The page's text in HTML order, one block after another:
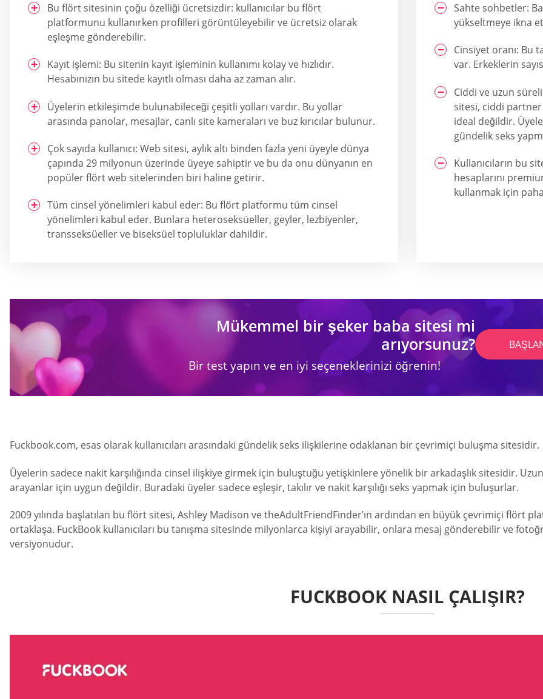
Bu flört sitesinin çoğu özelliği ücretsizdir: kullanıcılar bu flört
platformunu kullanırken profilleri görüntüleyebilir ve ücretsiz olarak
eşleşme gönderebilir.
Kayıt işlemi: Bu sitenin kayıt işleminin kullanımı kolay ve hızlıdır.
Hesabınızın bu sitede kayıtlı olması daha az zaman alır.
Üyelerin etkileşimde bulunabileceği çeşitli yolları vardır. Bu yollar
arasında panolar, mesajlar, canlı site kameraları ve buz kırıcılar bulunur.
Çok sayıda kullanıcı: Web sitesi, aylık altı binden fazla yeni üyeyle dünya
çapında 29 milyonun üzerinde üyeye sahiptir ve bu da onu dünyanın en
popüler flört web sitelerinden biri haline getirir.
Tüm cinsel yönelimleri kabul eder: Bu flört platformu tüm cinsel
yönelimleri kabul eder. Bunlara heteroseksüeller, geyler, lezbiyenler,
transseksüeller ve biseksüel topluluklar dahildir.
Sahte sohbetler:
yükseltmeye ikna
Cinsiyet oranı: Bu
var. Erkeklerin
Ciddi ve uzun
sitesi, ciddi
ideal değildir.
gündelik seks
Kullanıcıların bu
hesaplarını
kullanmak için
Mükemmel bir şeker baba sitesi mi
arıyorsunuz?
Bir test yapın ve en iyi seçeneklerinizi öğrenin!
Fuckbook.com, esas olarak kullanıcıları arasındaki gündelik seks ilişkilerine odaklanan bir çevrimiçi buluşma sitesidir.
Üyelerin sadece nakit karşılığında cinsel ilişkiye girmek için buluştuğu yetişkinlere yönelik bir arkadaşlık sitesidir.
arayanlar için uygun değildir. Buradaki üyeler sadece eşleşir, takılır ve nakit karşılığı seks yapmak için buluşurlar.
2009 yılında başlatılan bu flört sitesi, Ashley Madison ve theAdultFriendFinder’ın ardından en büyük çevrimiçi flört
ortaklaşa. FuckBook kullanıcıları bu tanışma sitesinde milyonlarca kişiyi arayabilir, onlara mesaj gönderebilir ve
versiyonudur.
FUCKBOOK NASIL ÇALIŞIR?